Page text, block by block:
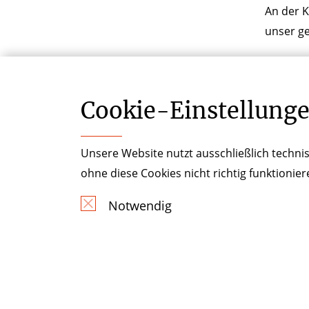
An der
unser
unserer
Cookie-­
Unsere Website nutzt ausschließlich
ohne diese Cookies nicht richtig
Notwendig